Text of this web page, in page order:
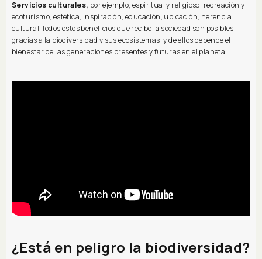
Servicios culturales, por ejemplo, espiritual y religioso, recreación y
ecoturismo, estética, inspiración, educación, ubicación, herencia
cultural.Todos estos beneficios que recibe la sociedad son posibles
gracias a la biodiversidad y sus ecosistemas, y de ellos depende el
bienestar de las generaciones presentes y futuras en el planeta.
¿Está en peligro la biodiversidad?